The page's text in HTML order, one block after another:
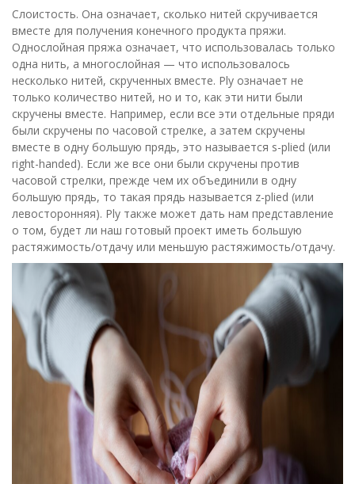
Слоистость. Она означает, сколько нитей скручивается
вместе для получения конечного продукта пряжи.
Однослойная пряжа означает, что использовалась только
одна нить, а многослойная — что использовалось
несколько нитей, скрученных вместе. Ply означает не
только количество нитей, но и то, как эти нити были
скручены вместе. Например, если все эти отдельные пряди
были скручены по часовой стрелке, а затем скручены
вместе в одну большую прядь, это называется s-plied (или
right-handed). Если же все они были скручены против
часовой стрелки, прежде чем их объединили в одну
большую прядь, то такая прядь называется z-plied (или
левосторонняя). Ply также может дать нам представление
о том, будет ли наш готовый проект иметь большую
растяжимость/отдачу или меньшую растяжимость/отдачу.